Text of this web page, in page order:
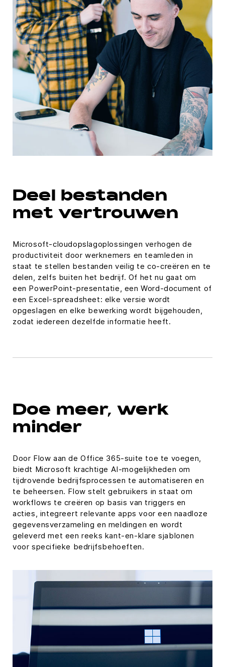
Deel bestanden
met vertrouwen
Microsoft-cloudopslagoplossingen verhogen de
productiviteit door werknemers en teamleden in
staat te stellen bestanden veilig te co-creëren en te
delen, zelfs buiten het bedrijf. Of het nu gaat om
een PowerPoint-presentatie, een Word-document of
een Excel-spreadsheet: elke versie wordt
opgeslagen en elke bewerking wordt bijgehouden,
zodat iedereen dezelfde informatie heeft.
Doe meer, werk
minder
Door Flow aan de Office 365-suite toe te voegen,
biedt Microsoft krachtige AI-mogelijkheden om
tijdrovende bedrijfsprocessen te automatiseren en
te beheersen. Flow stelt gebruikers in staat om
workflows te creëren op basis van triggers en
acties, integreert relevante apps voor een naadloze
gegevensverzameling en meldingen en wordt
geleverd met een reeks kant-en-klare sjablonen
voor specifieke bedrijfsbehoeften.